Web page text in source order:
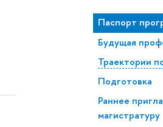
Паспорт
Будущая
Траектории
Подготовка
Раннее
магистратуру